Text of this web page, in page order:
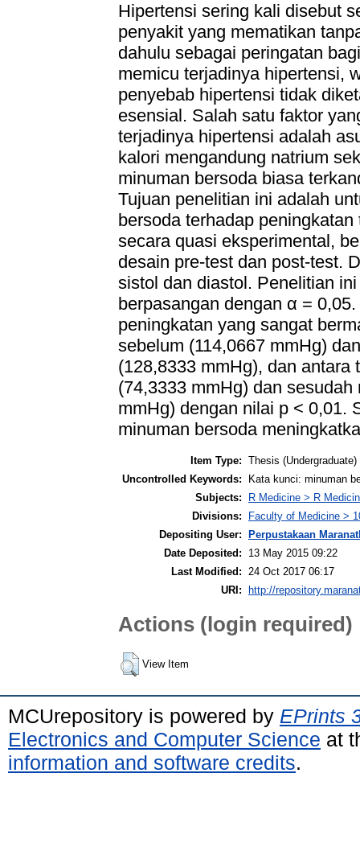
Hipertensi sering kali disebut
penyakit yang mematikan
dahulu sebagai peringatan
memicu terjadinya hipertensi,
penyebab hipertensi tidak
esensial. Salah satu faktor
terjadinya hipertensi adalah
kalori mengandung natrium
minuman bersoda biasa
Tujuan penelitian ini adalah
bersoda terhadap
secara quasi eksperimental,
desain pre-test dan post-test.
sistol dan diastol. Penelitian
berpasangan dengan α =
peningkatan yang sangat
sebelum (114,0667 mmHg)
(128,8333 mmHg), dan
(74,3333 mmHg) dan
mmHg) dengan nilai p < 0,01.
minuman bersoda
Item Type: Thesis (Undergraduate)
Uncontrolled Keywords:
Kata kunci: minuman
Subjects:
R Medicine > R
Divisions:
Faculty of Medicine >
Depositing User:
Perpustakaan
Date Deposited:
13 May 2015 09:22
Last Modified:
24 Oct 2017 06:17
URI:
http://
Actions (login required)
View Item
MCUrepository is powered by EPrints
Electronics and Computer Science at
information and software credits.